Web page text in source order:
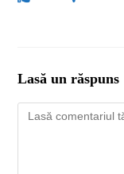
Lasă un răspuns